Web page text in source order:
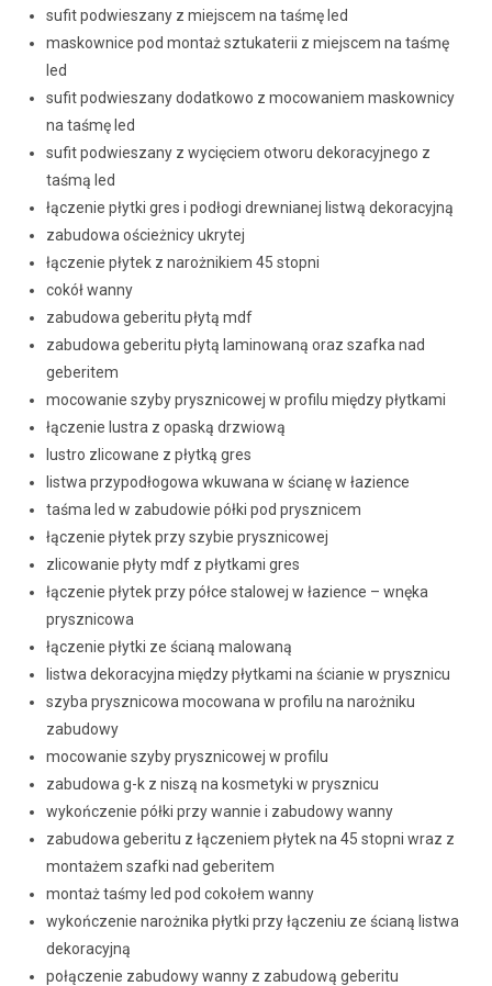
sufit podwieszany z miejscem na taśmę led
maskownice pod montaż sztukaterii z miejscem na taśmę
led
sufit podwieszany dodatkowo z mocowaniem maskownicy
na taśmę led
sufit podwieszany z wycięciem otworu dekoracyjnego z
taśmą led
łączenie płytki gres i podłogi drewnianej listwą dekoracyjną
zabudowa ościeżnicy ukrytej
łączenie płytek z narożnikiem 45 stopni
cokół wanny
zabudowa geberitu płytą mdf
zabudowa geberitu płytą laminowaną oraz szafka nad
geberitem
mocowanie szyby prysznicowej w profilu między płytkami
łączenie lustra z opaską drzwiową
lustro zlicowane z płytką gres
listwa przypodłogowa wkuwana w ścianę w łazience
taśma led w zabudowie półki pod prysznicem
łączenie płytek przy szybie prysznicowej
zlicowanie płyty mdf z płytkami gres
łączenie płytek przy półce stalowej w łazience – wnęka
prysznicowa
łączenie płytki ze ścianą malowaną
listwa dekoracyjna między płytkami na ścianie w prysznicu
szyba prysznicowa mocowana w profilu na narożniku
zabudowy
mocowanie szyby prysznicowej w profilu
zabudowa g-k z niszą na kosmetyki w prysznicu
wykończenie półki przy wannie i zabudowy wanny
zabudowa geberitu z łączeniem płytek na 45 stopni wraz z
montażem szafki nad geberitem
montaż taśmy led pod cokołem wanny
wykończenie narożnika płytki przy łączeniu ze ścianą listwa
dekoracyjną
połączenie zabudowy wanny z zabudową geberitu